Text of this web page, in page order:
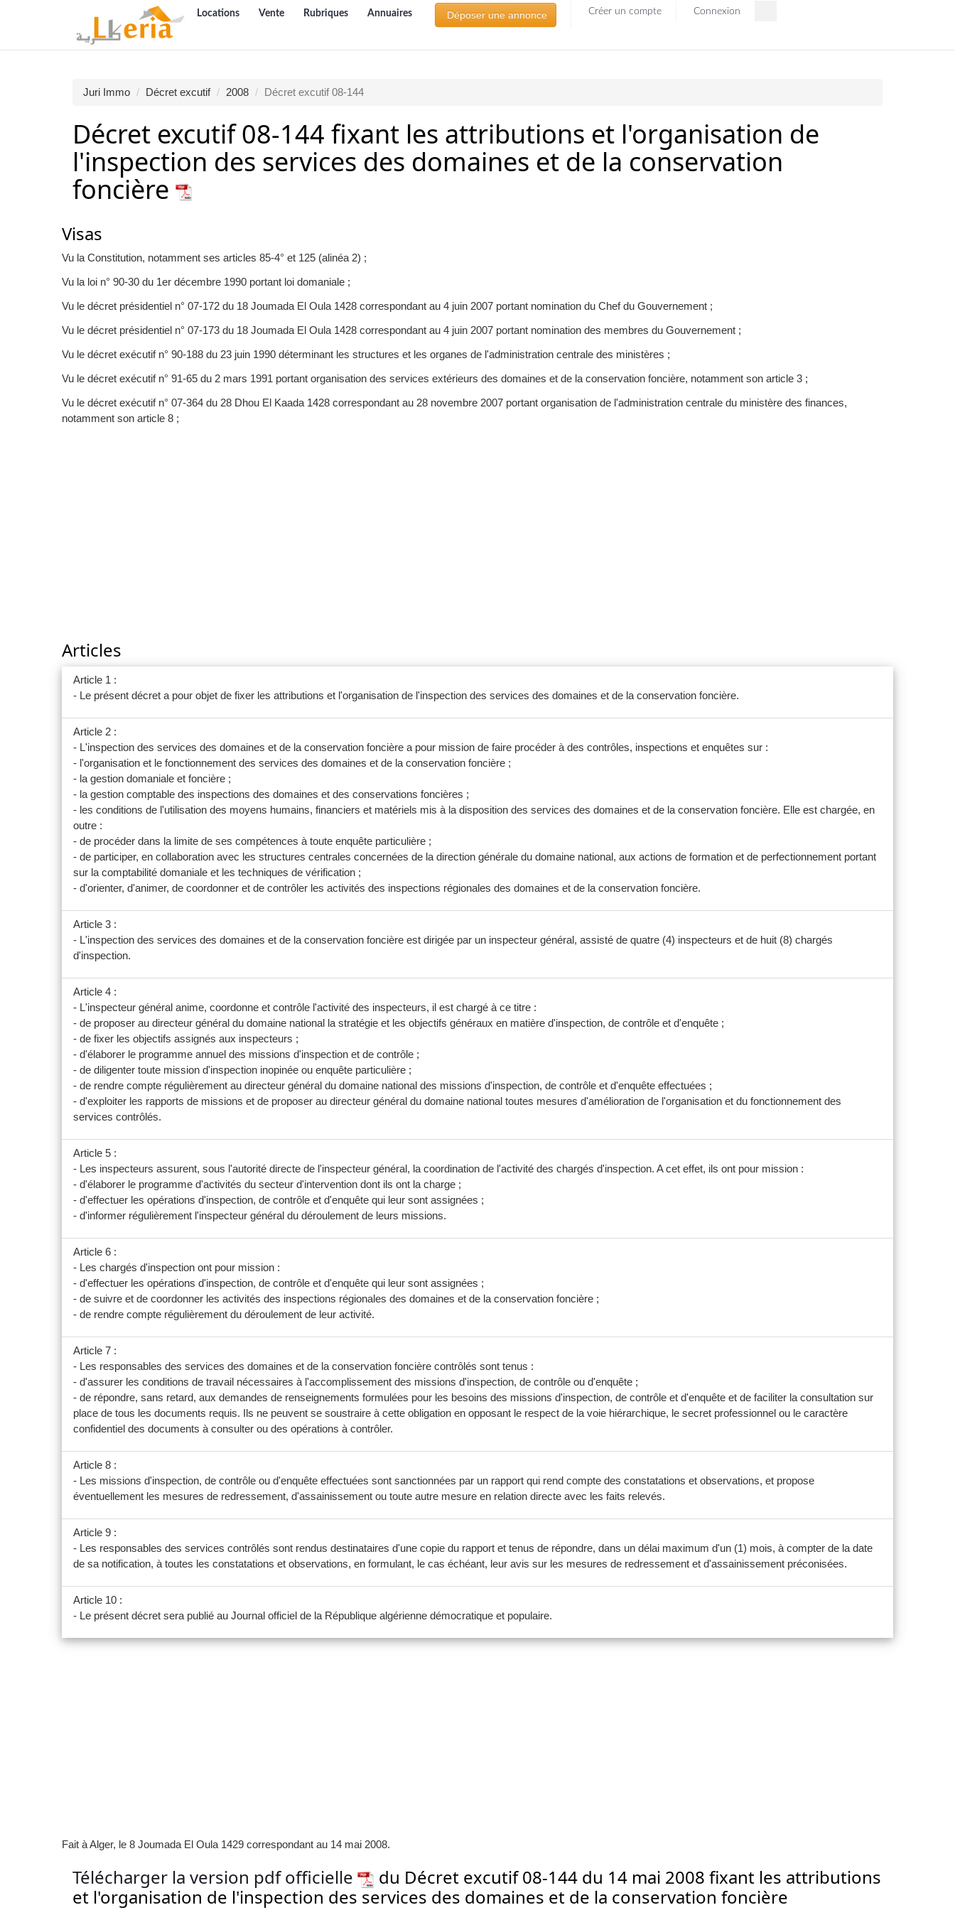
Locations Vente Rubriques Annuaires Déposer une annonce Créer un compte Connexion
Juri Immo Décret excutif 2008 Décret excutif 08-144
Décret excutif 08-144 fixant les attributions et l'organisation de
l'inspection des services des domaines et de la conservation
foncière
Visas
Vu la Constitution, notamment ses articles 85-4° et 125 (alinéa 2) ;
Vu la loi n° 90-30 du 1er décembre 1990 portant loi domaniale ;
Vu le décret présidentiel n° 07-172 du 18 Joumada El Oula 1428 correspondant au 4 juin 2007 portant nomination du Chef du Gouvernement ;
Vu le décret présidentiel n° 07-173 du 18 Joumada El Oula 1428 correspondant au 4 juin 2007 portant nomination des membres du Gouvernement ;
Vu le décret exécutif n° 90-188 du 23 juin 1990 déterminant les structures et les organes de l'administration centrale des ministères ;
Vu le décret exécutif n° 91-65 du 2 mars 1991 portant organisation des services extérieurs des domaines et de la conservation foncière, notamment son article 3 ;
Vu le décret exécutif n° 07-364 du 28 Dhou El Kaada 1428 correspondant au 28 novembre 2007 portant organisation de l'administration centrale du ministère des finances,
notamment son article 8 ;
Articles
Article 1 :
- Le présent décret a pour objet de fixer les attributions et l'organisation de l'inspection des services des domaines et de la conservation foncière.
Article 2 :
- L'inspection des services des domaines et de la conservation foncière a pour mission de faire procéder à des contrôles, inspections et enquêtes sur :
- l'organisation et le fonctionnement des services des domaines et de la conservation foncière ;
- la gestion domaniale et foncière ;
- la gestion comptable des inspections des domaines et des conservations foncières ;
- les conditions de l'utilisation des moyens humains, financiers et matériels mis à la disposition des services des domaines et de la conservation foncière. Elle est chargée, en
outre :
- de procéder dans la limite de ses compétences à toute enquête particulière ;
- de participer, en collaboration avec les structures centrales concernées de la direction générale du domaine national, aux actions de formation et de perfectionnement portant
sur la comptabilité domaniale et les techniques de vérification ;
- d'orienter, d'animer, de coordonner et de contrôler les activités des inspections régionales des domaines et de la conservation foncière.
Article 3 :
- L'inspection des services des domaines et de la conservation foncière est dirigée par un inspecteur général, assisté de quatre (4) inspecteurs et de huit (8) chargés
d'inspection.
Article 4 :
- L'inspecteur général anime, coordonne et contrôle l'activité des inspecteurs, il est chargé à ce titre :
- de proposer au directeur général du domaine national la stratégie et les objectifs généraux en matière d'inspection, de contrôle et d'enquête ;
- de fixer les objectifs assignés aux inspecteurs ;
- d'élaborer le programme annuel des missions d'inspection et de contrôle ;
- de diligenter toute mission d'inspection inopinée ou enquête particulière ;
- de rendre compte régulièrement au directeur général du domaine national des missions d'inspection, de contrôle et d'enquête effectuées ;
- d'exploiter les rapports de missions et de proposer au directeur général du domaine national toutes mesures d'amélioration de l'organisation et du fonctionnement des
services contrôlés.
Article 5 :
- Les inspecteurs assurent, sous l'autorité directe de l'inspecteur général, la coordination de l'activité des chargés d'inspection. A cet effet, ils ont pour mission :
- d'élaborer le programme d'activités du secteur d'intervention dont ils ont la charge ;
- d'effectuer les opérations d'inspection, de contrôle et d'enquête qui leur sont assignées ;
- d'informer régulièrement l'inspecteur général du déroulement de leurs missions.
Article 6 :
- Les chargés d'inspection ont pour mission :
- d'effectuer les opérations d'inspection, de contrôle et d'enquête qui leur sont assignées ;
- de suivre et de coordonner les activités des inspections régionales des domaines et de la conservation foncière ;
- de rendre compte régulièrement du déroulement de leur activité.
Article 7 :
- Les responsables des services des domaines et de la conservation foncière contrôlés sont tenus :
- d'assurer les conditions de travail nécessaires à l'accomplissement des missions d'inspection, de contrôle ou d'enquête ;
- de répondre, sans retard, aux demandes de renseignements formulées pour les besoins des missions d'inspection, de contrôle et d'enquête et de faciliter la consultation sur
place de tous les documents requis. Ils ne peuvent se soustraire à cette obligation en opposant le respect de la voie hiérarchique, le secret professionnel ou le caractère
confidentiel des documents à consulter ou des opérations à contrôler.
Article 8 :
- Les missions d'inspection, de contrôle ou d'enquête effectuées sont sanctionnées par un rapport qui rend compte des constatations et observations, et propose
éventuellement les mesures de redressement, d'assainissement ou toute autre mesure en relation directe avec les faits relevés.
Article 9 :
- Les responsables des services contrôlés sont rendus destinataires d'une copie du rapport et tenus de répondre, dans un délai maximum d'un (1) mois, à compter de la date
de sa notification, à toutes les constatations et observations, en formulant, le cas échéant, leur avis sur les mesures de redressement et d'assainissement préconisées.
Article 10 :
- Le présent décret sera publié au Journal officiel de la République algérienne démocratique et populaire.
Fait à Alger, le 8 Joumada El Oula 1429 correspondant au 14 mai 2008.
Télécharger la version pdf officielle
du Décret excutif 08-144 du 14 mai 2008 fixant les attributions
et l'organisation de l'inspection des services des domaines et de la conservation foncière